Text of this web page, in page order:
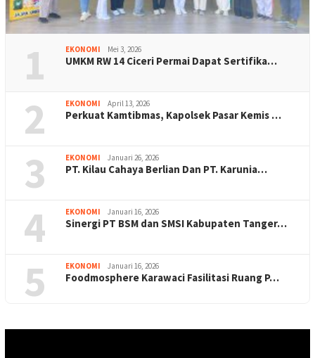
1 EKONOMI Mei 3, 2026
UMKM RW 14 Ciceri Permai Dapat Sertifika…
2 EKONOMI April 13, 2026
Perkuat Kamtibmas, Kapolsek Pasar Kemis …
3 EKONOMI Januari 26, 2026
PT. Kilau Cahaya Berlian Dan PT. Karunia…
4 EKONOMI Januari 16, 2026
Sinergi PT BSM dan SMSI Kabupaten Tanger…
5 EKONOMI Januari 16, 2026
Foodmosphere Karawaci Fasilitasi Ruang P…